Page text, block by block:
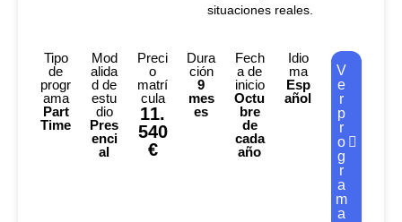
situaciones reales.
Tipo
de
progr
ama
Part
Time
Mod
alida
d de
estu
dio
Pres
enci
al
Preci
o
matrí
cula
11.
540
€
Dura
ción
9
mes
es
Fech
a de
inicio
Octu
bre
de
cada
año
Idio
ma
Esp
añol
V
e
r
p
r
o
g
r
a
m
a